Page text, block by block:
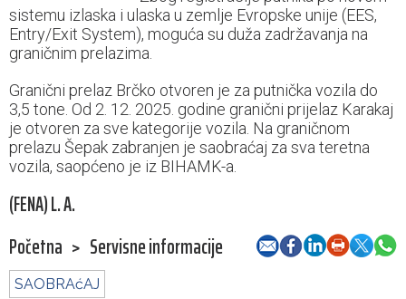
sistemu izlaska i ulaska u zemlje Evropske unije (EES,
Entry/Exit System), moguća su duža zadržavanja na
graničnim prelazima.
Granični prelaz Brčko otvoren je za putnička vozila do
3,5 tone. Od 2. 12. 2025. godine granični prijelaz Karakaj
je otvoren za sve kategorije vozila. Na graničnom
prelazu Šepak zabranjen je saobraćaj za sva teretna
vozila, saopćeno je iz BIHAMK-a.
(FENA) L. A.
Početna > Servisne informacije
SAOBRAćAJ